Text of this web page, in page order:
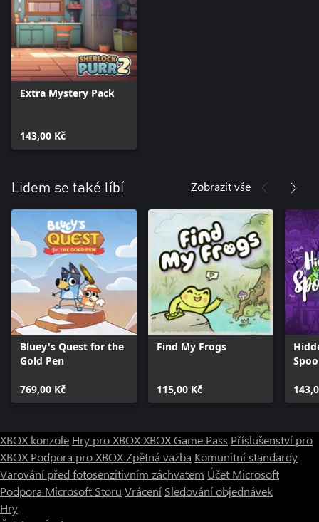
Extra Mystery Pack
143,00 Kč
Lidem se také líbí Zobrazit vše
Bluey's Quest for the
Gold Pen
769,00 Kč
Find My Frogs
115,00 Kč
XBOX konzole Hry pro XBOXXBOX Game Pass Příslušenství pro
XBOX Podpora pro XBOXZpětná vazba Komunitní standardy
Varování před fotosenzitivním záchvatem Účet Microsoft
Podpora Microsoft Storu Vrácení Sledování objednávek
Hry